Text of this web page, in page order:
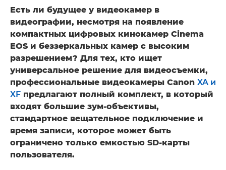
Есть ли будущее у видеокамер в
видеографии, несмотря на появление
компактных цифровых кинокамер Cinema
EOS и беззеркальных камер с высоким
разрешением? Для тех, кто ищет
универсальное решение для видеосъемки,
профессиональные видеокамеры Canon XA и
XF предлагают полный комплект, в который
входят большие зум-объективы,
стандартное вещательное подключение и
время записи, которое может быть
ограничено только емкостью SD-карты
пользователя.